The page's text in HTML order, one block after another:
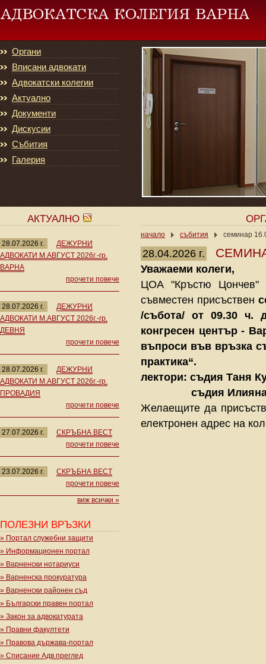
Органи
Вписани адвокати
Адвокатски колегии
Актуално
Документи
Дискусии
Събития
Галерия
АКТУАЛНО
28.07.2026 г.
ДЕЖУРНИ
АДВОКАТИ М.АВГУСТ 2026г.-гр.
ВАРНА
прочети повече
28.07.2026 г.
ДЕЖУРНИ
АДВОКАТИ М.АВГУСТ 2026г.-гр.
ДЕВНЯ
прочети повече
28.07.2026 г.
ДЕЖУРНИ
АДВОКАТИ М.АВГУСТ 2026г.-гр.
ПРОВАДИЯ
прочети повече
27.07.2026 г.
СКРЪБНА ВЕСТ
прочети повече
23.07.2026 г.
СКРЪБНА ВЕСТ
прочети повече
виж всички »
ПОЛЕЗНИ ВРЪЗКИ
» Портал служебни защити
» Информационен портал
» Варненски нотариуси
» Варненска прокуратура
» Варненски районен съд
» Български правен портал
» Закон за адвокатурата
» Правни факултети
» Правова държава-портал
» Списание Адв.преглед
начало събития семинар
28.04.2026 г.
Уважаеми колеги,
ЦОА "Кръстю Цончев"
съвместен присъствен
/събота/ от 09.30 ч.
конгресен център -
въпроси във връзка
практика“.
лектори: съдия Таня
съдия Илияна
Желаещите да
електронен адрес на